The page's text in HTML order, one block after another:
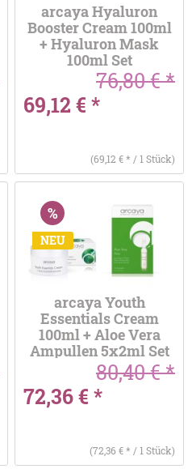
arcaya Hyaluron
Booster Cream 100ml
+ Hyaluron Mask
100ml Set
76,80 € *
69,12 € *
(69,12 € * / 1 Stück)
NEU
arcaya Youth
Essentials Cream
100ml + Aloe Vera
Ampullen 5x2ml Set
80,40 € *
72,36 € *
(72,36 € * / 1 Stück)